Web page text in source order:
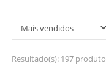
Resultado(s): 197